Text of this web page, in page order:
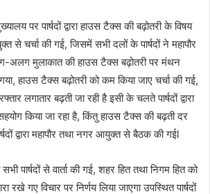
पर पार्षदों द्वारा हाउस टैक्स की बढ़ोतरी के विषय
से चर्चा की गई, जिसमें सभी दलों के पार्षदों ने महापौर
मुलाकात की हाउस टैक्स बढ़ोतरी पर मंथन
हाउस टैक्स बढ़ोतरी को कम किया जाए चर्चा की गई,
लगातार बढ़ती जा रही है इसी के चलते पार्षदों द्वारा
किया जा रहा है, किंतु हाउस टैक्स की बढ़ती दर
द्वारा महापौर तथा नगर आयुक्त से बैठक की गईl
सभी पार्षदों से वार्ता की गई, शहर हित तथा निगम हित को
रखे गए विचार पर निर्णय लिया जाएगा उपस्थित पार्षदों